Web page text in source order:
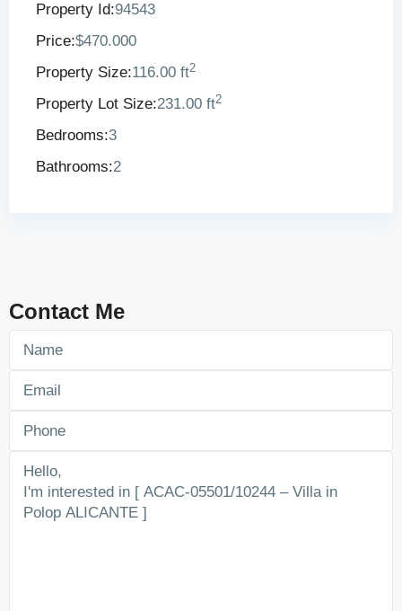
Property Id:94543
Price:$470.000
Property Size:116.00 ft2
Property Lot Size:231.00 ft2
Bedrooms:3
Bathrooms:2
Contact Me